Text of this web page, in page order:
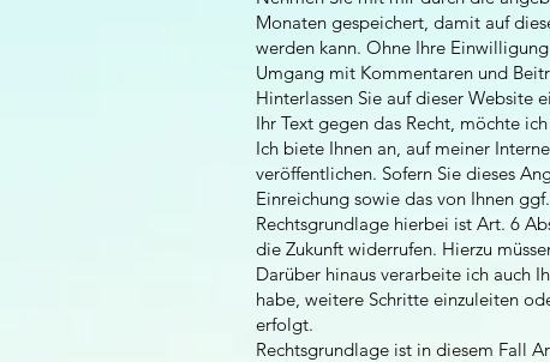
Monaten gespeichert, damit auf
werden kann. Ohne Ihre
Umgang mit Kommentaren und
Hinterlassen Sie auf dieser Website
Ihr Text gegen das Recht, möchte
Ich biete Ihnen an, auf meiner
veröffentlichen. Sofern Sie dieses
Einreichung sowie das von Ihnen
Rechtsgrundlage hierbei ist Art. 6
die Zukunft widerrufen. Hierzu
Darüber hinaus verarbeite ich auch
habe, weitere Schritte einzuleiten
erfolgt.
Rechtsgrundlage ist in diesem Fall